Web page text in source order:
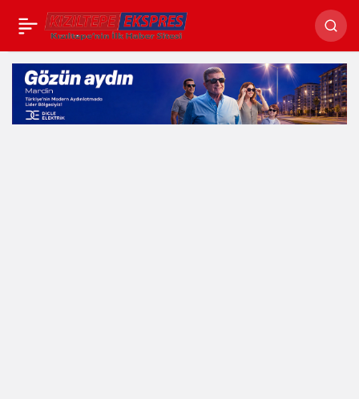
Bilişim sistemleri
suretiyle
dolandırıcılıktan